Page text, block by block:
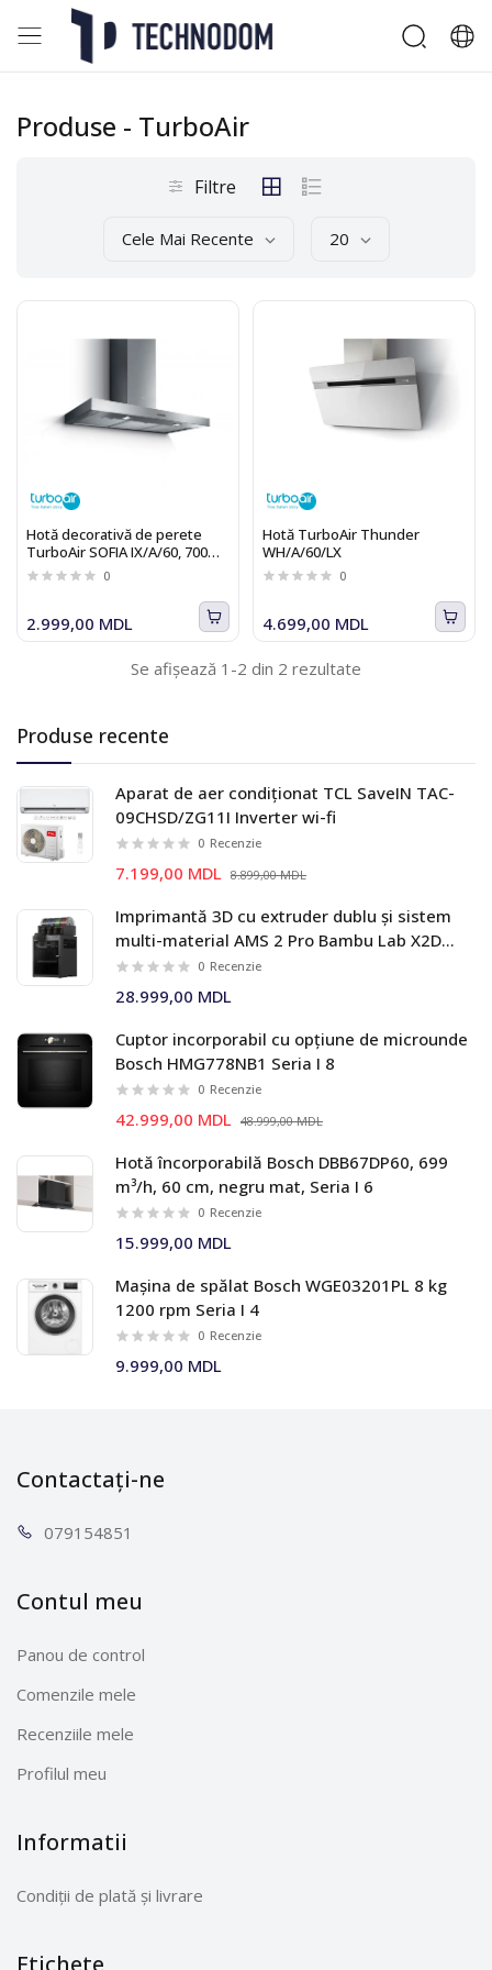
Produse recente
Aparat de aer condiționat TCL SaveIN TAC-
09CHSD/ZG11I Inverter wi-fi
0 Recenzie
7.199,00 MDL 8.899,00 MDL
Imprimantă 3D cu extruder dublu și sistem
multi-material AMS 2 Pro Bambu Lab X2D
Combo
0 Recenzie
28.999,00 MDL
Cuptor incorporabil cu opțiune de microunde
Bosch HMG778NB1 Seria I 8
0 Recenzie
42.999,00 MDL 48.999,00 MDL
Hotă încorporabilă Bosch DBB67DP60, 699
m³/h, 60 cm, negru mat, Seria I 6
0 Recenzie
15.999,00 MDL
Mașina de spălat Bosch WGE03201PL 8 kg
1200 rpm Seria I 4
0 Recenzie
9.999,00 MDL
Produse - TurboAir
Filtre
Cele Mai Recente 20
Hotă decorativă de perete
TurboAir SOFIA IX/A/60, 700
m3/h, inox 0
2.999,00 MDL
Hotă TurboAir Thunder
WH/A/60/LX
0
4.699,00 MDL
Se afișează 1-2 din 2 rezultate
Contactați-ne
0791 54851
Contul meu
Panou de control
Comenzile mele
Recenziile mele
Profilul meu
Informatii
Condiții de plată și livrare
Etichete